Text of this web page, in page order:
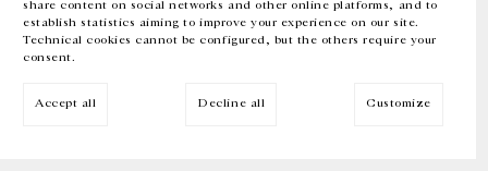
share content on social networks and other online platforms, and to
establish statistics aiming to improve your experience on our site.
Technical cookies cannot be configured, but the others require your
consent.
Accept all Decline all Customize
EN FR 中文 Facebook Instagram
Inscrivez-vous à notre newsletter